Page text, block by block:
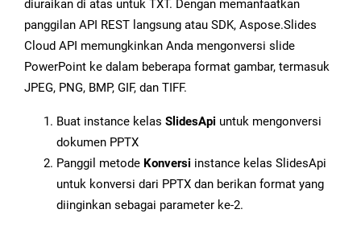
diuraikan di atas untuk TXT. Dengan memanfaatkan
panggilan API REST langsung atau SDK, Aspose.Slides
Cloud API memungkinkan Anda mengonversi slide
PowerPoint ke dalam beberapa format gambar, termasuk
JPEG, PNG, BMP, GIF, dan TIFF.
Buat instance kelas SlidesApi untuk mengonversi
dokumen PPTX
Panggil metode Konversi instance kelas SlidesApi
untuk konversi dari PPTX dan berikan format yang
diinginkan sebagai parameter ke-2.